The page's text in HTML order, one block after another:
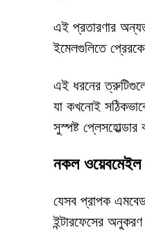
এই প্রতারণার
ইমেলগুলিতে
এই ধরনের
যা কখনোই
সুস্পষ্ট প্লেসহোল্ডার
নকল ওয়েবমেইল
যেসব প্রাপক
ইন্টারফেসের